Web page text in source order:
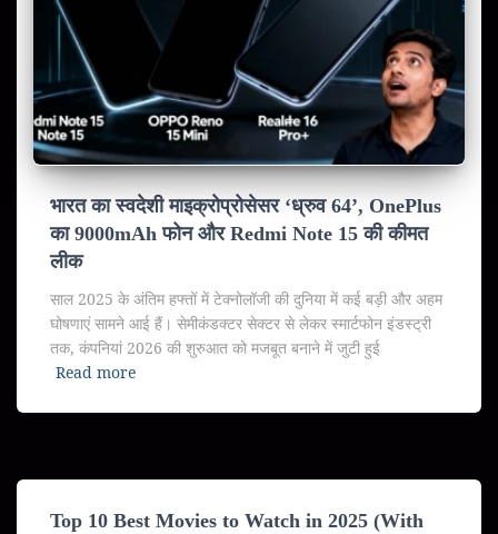
भारत का स्वदेशी माइक्रोप्रोसेसर ‘ध्रुव 64’, OnePlus
का 9000mAh फोन और Redmi Note 15 की कीमत
लीक
साल 2025 के अंतिम हफ्तों में टेक्नोलॉजी की दुनिया में कई बड़ी और अहम
घोषणाएं सामने आई हैं। सेमीकंडक्टर सेक्टर से लेकर स्मार्टफोन इंडस्ट्री
तक, कंपनियां 2026 की शुरुआत को मजबूत बनाने में जुटी हुई
Read more
Top 10 Best Movies to Watch in 2025 (With